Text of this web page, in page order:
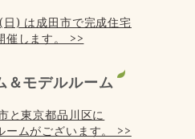
) は成田市で完成住宅
催します。 >>
＆モデルルーム
と東京都品川区に
ームがございます。 >>